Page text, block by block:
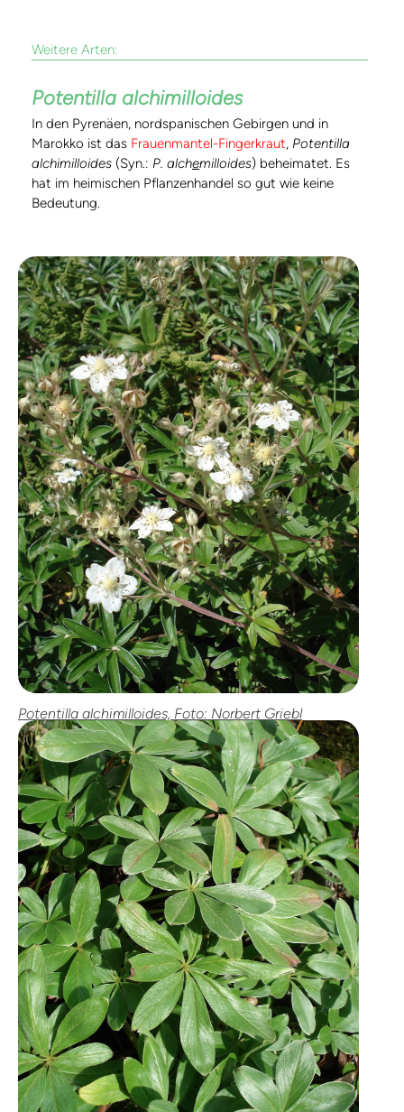
Weitere Arten:
Potentilla alchimilloides
In den Pyrenäen, nordspanischen Gebirgen und in
Marokko ist das Frauenmantel-Fingerkraut, Potentilla
alchimilloides (Syn.: P. alchemilloides) beheimatet. Es
hat im heimischen Pflanzenhandel so gut wie keine
Bedeutung.
Potentilla alchimilloides, Foto: Norbert Griebl